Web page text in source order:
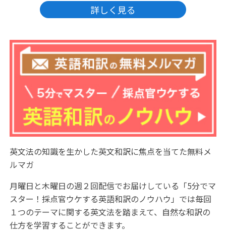
詳しく見る
英文法の知識を生かした英文和訳に焦点を当てた無料メ
ルマガ
月曜日と木曜日の週２回配信でお届けしている「5分でマ
スター！採点官ウケする英語和訳のノウハウ」では毎回
１つのテーマに関する英文法を踏まえて、自然な和訳の
仕方を学習することができます。